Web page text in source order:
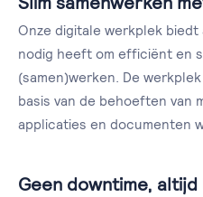
Onze digitale werkplek
nodig heeft om efficiënt en
(samen)werken. De
basis van de behoeften van
applicaties en documenten
Geen downtime,